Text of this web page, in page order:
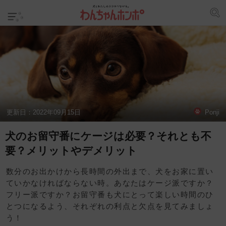
更新日： 2022年09月15日 Ponji
犬のお留守番にケージは必要？それとも不
要？メリットやデメリット
数分のお出かけから長時間の外出まで、犬をお家に置い
ていかなければならない時。あなたはケージ派ですか？
フリー派ですか？お留守番も犬にとって楽しい時間のひ
とつになるよう、それぞれの利点と欠点を見てみましょ
う！